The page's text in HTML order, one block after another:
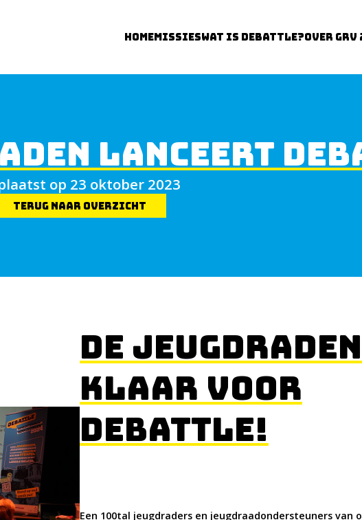
HomeMissiesWat is Debattle?Over GRV
LANCEERT
op 23 oktober 2023
Terug naar overzicht
DE
KLAAR VOOR
DEBATTLE!
Een 100tal jeugdraders en jeugdraadondersteuners van